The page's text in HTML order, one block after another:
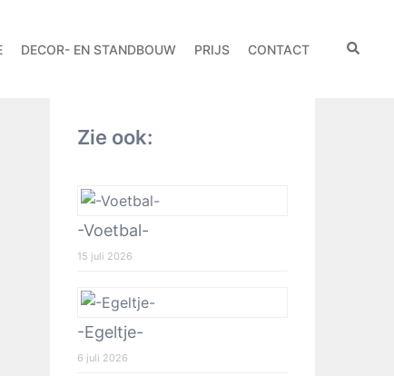
DECOR- EN STANDBOUW PRIJS CONTACT
Zie ook:
-Voetbal-
15 juli 2026
-Egeltje-
6 juli 2026